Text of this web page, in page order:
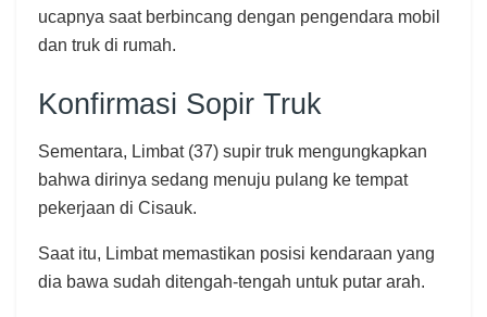
ucapnya saat berbincang dengan pengendara mobil
dan truk di rumah.
Konfirmasi Sopir Truk
Sementara, Limbat (37) supir truk mengungkapkan
bahwa dirinya sedang menuju pulang ke tempat
pekerjaan di Cisauk.
Saat itu, Limbat memastikan posisi kendaraan yang
dia bawa sudah ditengah-tengah untuk putar arah.